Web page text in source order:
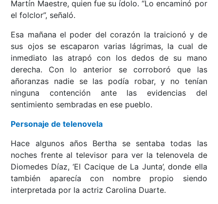
Martín Maestre, quien fue su ídolo. “Lo encaminó por
el folclor”, señaló.
Esa mañana el poder del corazón la traicionó y de
sus ojos se escaparon varias lágrimas, la cual de
inmediato las atrapó con los dedos de su mano
derecha. Con lo anterior se corroboró que las
añoranzas nadie se las podía robar, y no tenían
ninguna contención ante las evidencias del
sentimiento sembradas en ese pueblo.
Personaje de telenovela
Hace algunos años Bertha se sentaba todas las
noches frente al televisor para ver la telenovela de
Diomedes Díaz, ‘El Cacique de La Junta’, donde ella
también aparecía con nombre propio siendo
interpretada por la actriz Carolina Duarte.